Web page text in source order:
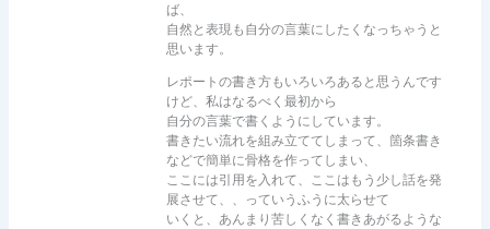
ば、
自然と表現も自分の言葉にしたくなっちゃうと
思います。
レポートの書き方もいろいろあると思うんです
けど、私はなるべく最初から
自分の言葉で書くようにしています。
書きたい流れを組み立ててしまって、箇条書き
などで簡単に骨格を作ってしまい、
ここには引用を入れて、ここはもう少し話を発
展させて、、っていうふうに太らせて
いくと、あんまり苦しくなく書きあがるような